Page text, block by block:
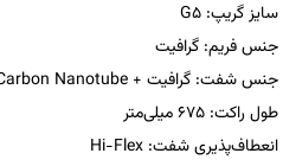
سایز گریپ: G5
جنس فریم: گرافیت
جنس شفت: گرافیت + Nanomesh + Carbon Nanotube
طول راکت: 675 میلی‌متر
انعطاف‌پذیری شفت: Hi-Flex